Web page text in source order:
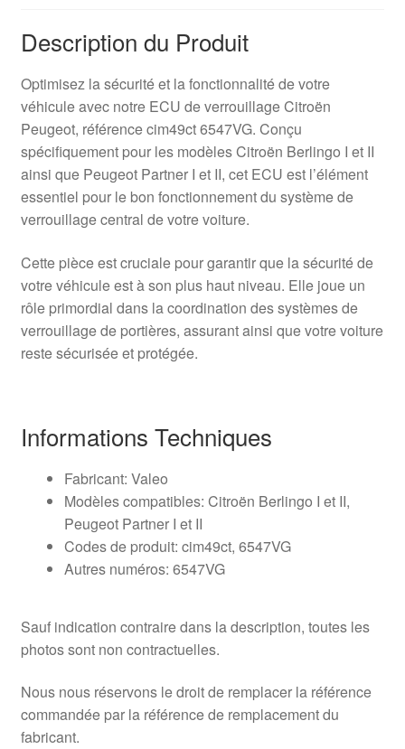
Description du Produit
Optimisez la sécurité et la fonctionnalité de votre
véhicule avec notre ECU de verrouillage Citroën
Peugeot, référence cim49ct 6547VG. Conçu
spécifiquement pour les modèles Citroën Berlingo I et II
ainsi que Peugeot Partner I et II, cet ECU est l’élément
essentiel pour le bon fonctionnement du système de
verrouillage central de votre voiture.
Cette pièce est cruciale pour garantir que la sécurité de
votre véhicule est à son plus haut niveau. Elle joue un
rôle primordial dans la coordination des systèmes de
verrouillage de portières, assurant ainsi que votre voiture
reste sécurisée et protégée.
Informations Techniques
Fabricant: Valeo
Modèles compatibles: Citroën Berlingo I et II,
Peugeot Partner I et II
Codes de produit: cim49ct, 6547VG
Autres numéros: 6547VG
Sauf indication contraire dans la description, toutes les
photos sont non contractuelles.
Nous nous réservons le droit de remplacer la référence
commandée par la référence de remplacement du
fabricant.